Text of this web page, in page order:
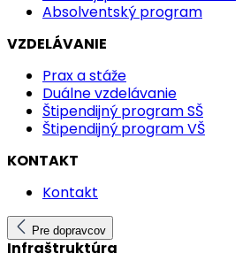
Absolventský program
VZDELÁVANIE
Prax a stáže
Duálne vzdelávanie
Štipendijný program SŠ
Štipendijný program VŠ
KONTAKT
Kontakt
Pre dopravcov
Infraštruktúra